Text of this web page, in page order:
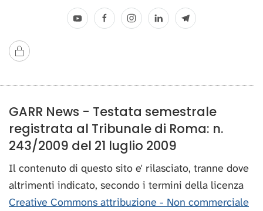
GARR News - Testata semestrale
registrata al Tribunale di Roma: n.
243/2009 del 21 luglio 2009
Il contenuto di questo sito e' rilasciato, tranne dove
altrimenti indicato, secondo i termini della licenza
Creative Commons attribuzione - Non commerciale